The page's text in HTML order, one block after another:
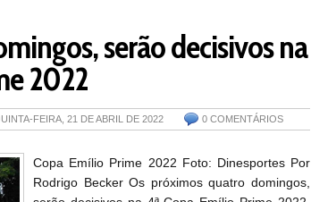
serão decisivos na
2022
FEIRA, 21 DE ABRIL DE 2022 0 COMENTÁRIOS
Copa Emílio Prime 2022 Foto: Dinesportes Por
Rodrigo Becker Os próximos quatro domingos,